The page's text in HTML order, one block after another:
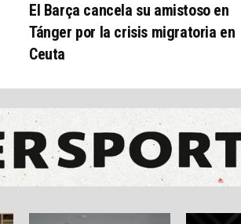
El Barça cancela su amistoso en
Tánger por la crisis migratoria en
Ceuta